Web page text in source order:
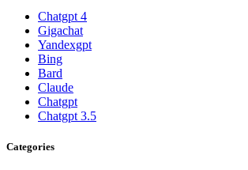
Chatgpt 4
Gigachat
Yandexgpt
Bing
Bard
Claude
Chatgpt
Chatgpt 3.5
Categories